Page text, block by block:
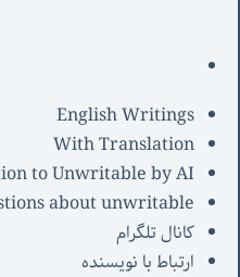
English Writings
With Translation
to Unwritable by AI
about unwritable
کانال تلگرام
ارتباط با نویسنده